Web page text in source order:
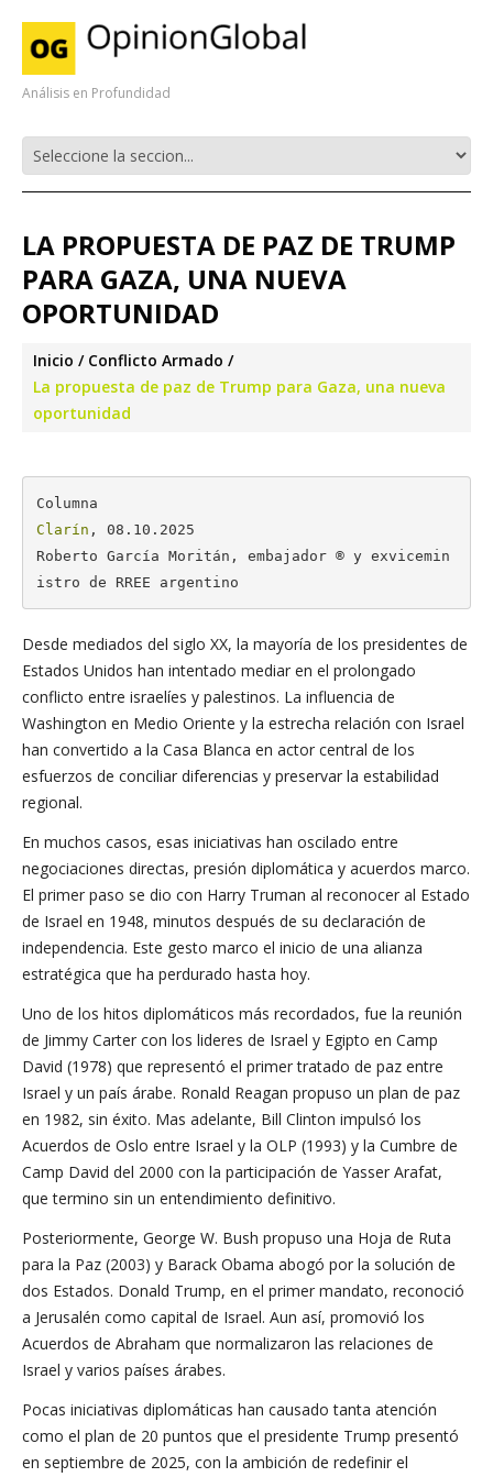
Análisis en Profundidad
LA PROPUESTA DE PAZ DE TRUMP
PARA GAZA, UNA NUEVA
OPORTUNIDAD
Inicio
Conflicto Armado
La propuesta de paz de Trump para Gaza, una nueva
oportunidad
Clarín , 08.10.2025
Roberto García Moritán, embajador ® y exvicemin
istro de RREE argentino
Desde mediados del siglo XX, la mayoría de los presidentes de
Estados Unidos han intentado mediar en el prolongado
conflicto entre israelíes y palestinos. La influencia de
Washington en Medio Oriente y la estrecha relación con Israel
han convertido a la Casa Blanca en actor central de los
esfuerzos de conciliar diferencias y preservar la estabilidad
regional.
En muchos casos, esas iniciativas han oscilado entre
negociaciones directas, presión diplomática y acuerdos marco.
El primer paso se dio con Harry Truman al reconocer al Estado
de Israel en 1948, minutos después de su declaración de
independencia. Este gesto marco el inicio de una alianza
estratégica que ha perdurado hasta hoy.
Uno de los hitos diplomáticos más recordados, fue la reunión
de Jimmy Carter con los lideres de Israel y Egipto en Camp
David (1978) que representó el primer tratado de paz entre
Israel y un país árabe. Ronald Reagan propuso un plan de paz
en 1982, sin éxito. Mas adelante, Bill Clinton impulsó los
Acuerdos de Oslo entre Israel y la OLP (1993) y la Cumbre de
Camp David del 2000 con la participación de Yasser Arafat,
que termino sin un entendimiento definitivo.
Posteriormente, George W. Bush propuso una Hoja de Ruta
para la Paz (2003) y Barack Obama abogó por la solución de
dos Estados. Donald Trump, en el primer mandato, reconoció
a Jerusalén como capital de Israel. Aun así, promovió los
Acuerdos de Abraham que normalizaron las relaciones de
Israel y varios países árabes.
Pocas iniciativas diplomáticas han causado tanta atención
como el plan de 20 puntos que el presidente Trump presentó
en septiembre de 2025, con la ambición de redefinir el